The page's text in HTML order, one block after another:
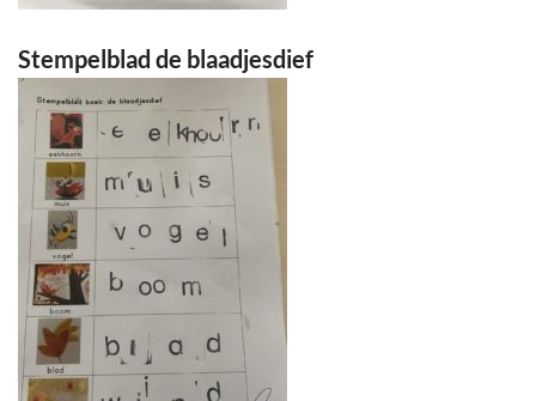
Stempelblad de blaadjesdief